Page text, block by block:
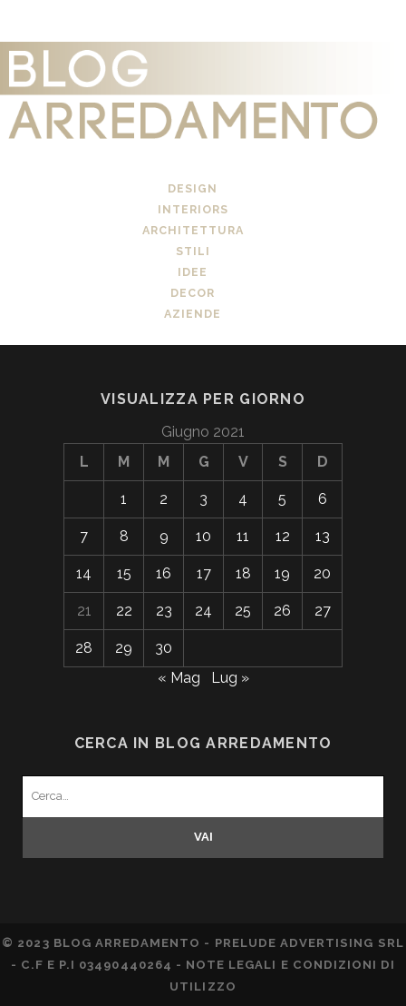
DESIGN
INTERIORS
ARCHITETTURA
STILI
IDEE
DECOR
AZIENDE
VISUALIZZA PER GIORNO
Giugno 2021
L
M M G V S D
1 2 3 4 5 6
7 8 9 10 11 12 13
14 15 16 17 18 19 20
21 22 23 24 25 26 27
28 29
30
« Mag
Lug »
CERCA IN BLOG ARREDAMENTO
© 2023 BLOG ARREDAMENTO - PRELUDE ADVERTISING SRL
- C.F E P.I 03490440264 - NOTE LEGALI E CONDIZIONI DI
UTILIZZO